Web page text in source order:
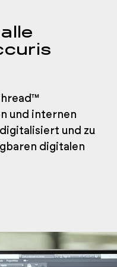
und internen
und zu
digitalen